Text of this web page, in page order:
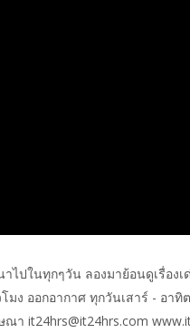
ปในทุกๆวัน ลองมาย้อนดูเรื่องเ
ง ออกอากาศ ทุกวันเสาร์ - อาทิ
า it24hrs@it24hrs.com